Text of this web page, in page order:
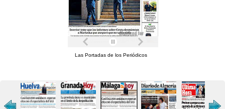
Las Portadas de los Periódicos